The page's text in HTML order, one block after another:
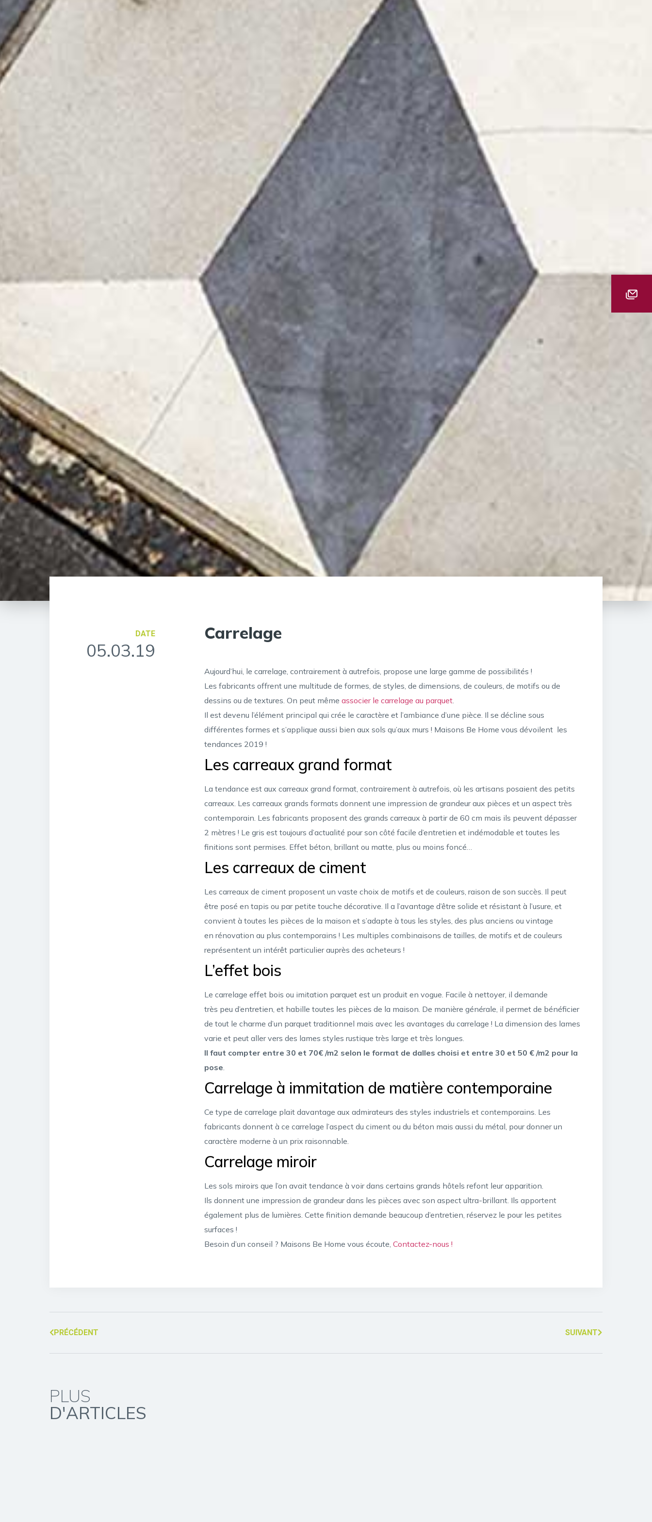
DATE
05.03.19
Carrelage
Aujourd’hui, le carrelage, contrairement à autrefois, propose une large gamme de possibilités !
Les fabricants offrent une multitude de formes, de styles, de dimensions, de couleurs, de motifs ou de
dessins ou de textures. On peut mêmeassocier le carrelage au parquet.
Il est devenu l’élément principal qui crée le caractère et l’ambiance d’une pièce. Il se décline sous
différentes formes et s’applique aussi bien aux sols qu’aux murs ! Maisons Be Home vous dévoilent les
tendances 2019 !
Les carreaux grand format
La tendance est aux carreaux grand format, contrairement à autrefois, où les artisans posaient des petits
carreaux. Les carreaux grands formats donnent une impression de grandeur aux pièces et un aspect très
contemporain. Les fabricants proposent des grands carreaux à partir de 60 cm mais ils peuvent dépasser
2 mètres ! Le gris est toujours d’actualité pour son côté facile d’entretien et indémodable et toutes les
finitions sont permises. Effet béton, brillant ou matte, plus ou moins foncé…
Les carreaux de ciment
Les carreaux de ciment proposent un vaste choix de motifs et de couleurs, raison de son succès. Il peut
être posé en tapis ou par petite touche décorative. Il a l’avantage d’être solide et résistant à l’usure, et
convient à toutes les pièces de la maison et s’adapte à tous les styles, des plus anciens ou vintage
en rénovation au plus contemporains ! Les multiples combinaisons de tailles, de motifs et de couleurs
représentent un intérêt particulier auprès des acheteurs !
L’effet bois
Le carrelage effet bois ou imitation parquet est un produit en vogue. Facile à nettoyer, il demande
très peu d’entretien, et habille toutes les pièces de la maison. De manière générale, il permet de bénéficier
de tout le charme d’un parquet traditionnel mais avec les avantages du carrelage ! La dimension des lames
varie et peut aller vers des lames styles rustique très large et très longues.
Il faut compter entre 30 et 70€ /m2 selon le format de dalles choisi et entre 30 et 50 € /m2 pour la
pose.
Carrelage à immitation de matière contemporaine
Ce type de carrelage plait davantage aux admirateurs des styles industriels et contemporains. Les
fabricants donnent à ce carrelage l’aspect du ciment ou du béton mais aussi du métal, pour donner un
caractère moderne à un prix raisonnable.
Carrelage miroir
Les sols miroirs que l’on avait tendance à voir dans certains grands hôtels refont leur apparition.
Ils donnent une impression de grandeur dans les pièces avec son aspect ultra-brillant. Ils apportent
également plus de lumières. Cette finition demande beaucoup d’entretien, réservez le pour les petites
surfaces !
Besoin d’un conseil ? Maisons Be Home vous écoute, Contactez-nous !
PRÉCÉDENT SUIVANT
PLUS
D'ARTICLES